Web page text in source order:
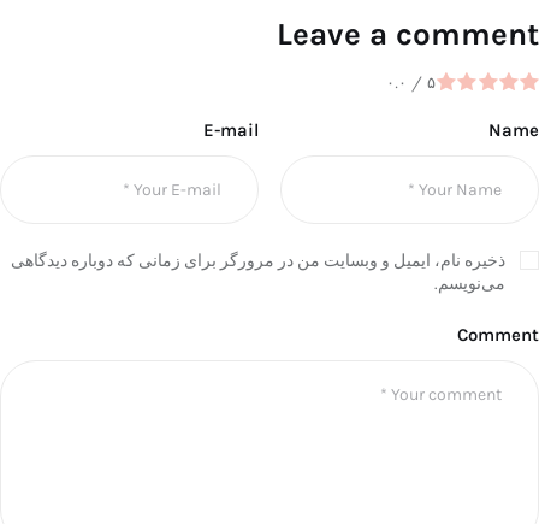
Leave a comment
۰.۰ / ۵
Name
E-mail
ذخیره نام، ایمیل و وبسایت من در مرورگر برای زمانی که دوباره دیدگاهی
می‌نویسم.
Comment